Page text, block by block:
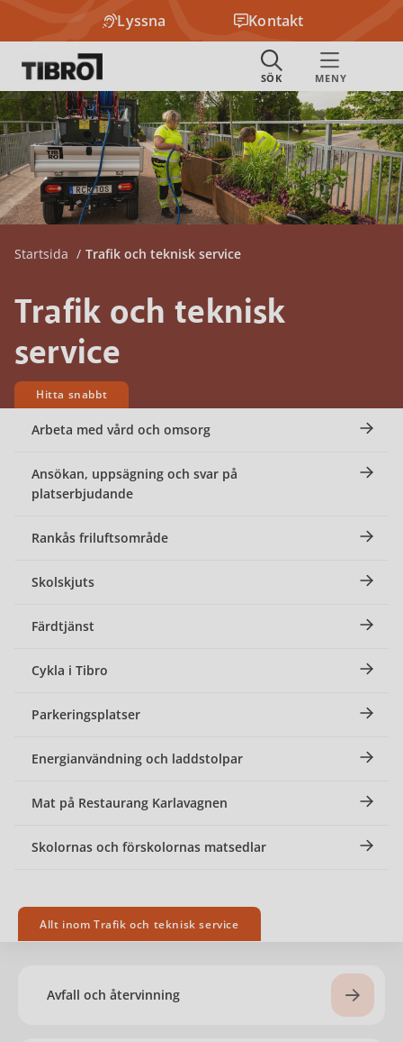
Lyssna Kontakt
Startsida Trafik och teknisk service
Trafik och teknisk
service
Hitta snabbt
Arbeta med vård och omsorg
Ansökan, uppsägning och svar på
platserbjudande
Rankås friluftsområde
Skolskjuts
Färdtjänst
Cykla i Tibro
Parkeringsplatser
Energianvändning och laddstolpar
Mat på Restaurang Karlavagnen
Skolornas och förskolornas matsedlar
Allt inom Trafik och teknisk service
Avfall och återvinning